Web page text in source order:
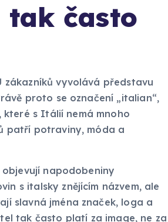
tak často
zákazníků vyvolává představu
proto se označení „italian“,
které s Itálií nemá mnoho
patří potraviny, móda a
napodobeniny
s italsky znějícím názvem, ale
slavná jména značek, loga a
tak často platí za image, ne za